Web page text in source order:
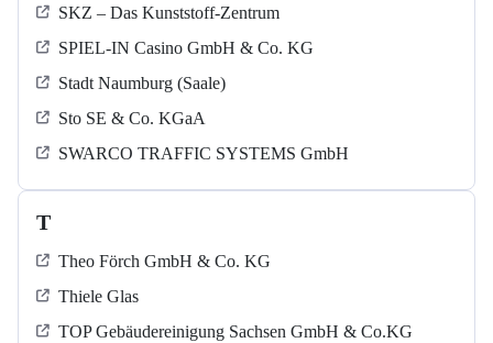
SKZ – Das Kunststoff-Zentrum
SPIEL-IN Casino GmbH & Co. KG
Stadt Naumburg (Saale)
Sto SE & Co. KGaA
SWARCO TRAFFIC SYSTEMS GmbH
T
Theo Förch GmbH & Co. KG
Thiele Glas
TOP Gebäudereinigung Sachsen GmbH & Co.KG